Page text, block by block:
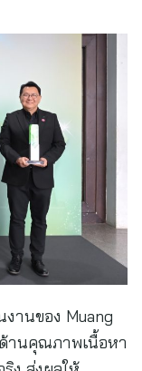
งานของ Muang
านคุณภาพเนื้อหา